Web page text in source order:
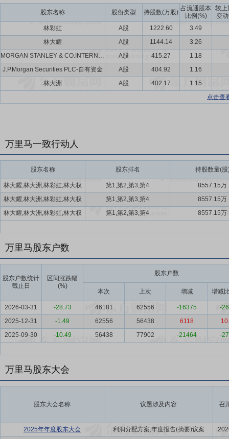
股东名称 股份类型 持股数(万股)
占流通股本
比例(%)
较上
变
林彩虹
A股 1222.60
3.49
林大耀
A股 1144.14
3.26
MORGAN STANLEY & CO.INTERNATIONAL PLC.
A股 415.27
1.18
J.P.Morgan Securities PLC-自有资金
A股 404.92
1.16
林大洲
A股 402.17
1.15
点击查
万里马一致行动人
股东名称 股东排名 持股数量(股
林大耀,林大洲,林彩虹,林大权 第1,第2,第3,第4
8557.15万
林大耀,林大洲,林彩虹,林大权
第1,第2,第3,第4
8557.15万
林大耀,林大洲,林彩虹,林大权
第1,第2,第3,第4 8557.15万
万里马股东户数
股东户数统计
截止日
区间涨跌幅
(%)
股东户数
本次 上次 增减 增减
2026-03-31 -28.73 46181 62556 -16375
-
2025-12-31
-1.49 62556 56438 6118
2025-09-30
-10.49 56438 77902 -21464 -
万里马股东大会
股东大会名称 议题涉及内容 召
2025年年度股东大会 利润分配方案,年度报告(摘要)议案